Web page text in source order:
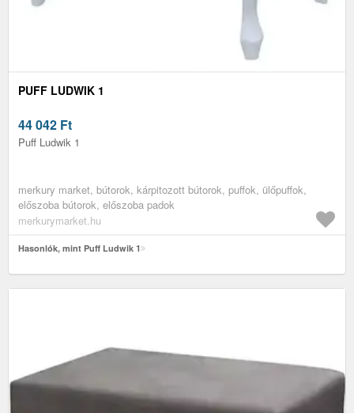
PUFF LUDWIK 1
44 042 Ft
Puff Ludwik 1
merkury market, bútorok, kárpitozott bútorok, puffok, ülőpuffok,
előszoba bútorok, előszoba padok
merkurymarket.hu
Hasonlók, mint Puff Ludwik 1